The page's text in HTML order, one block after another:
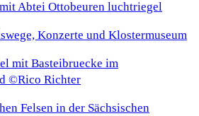
Konzerte und Klostermuseum
Felsen in der Sächsischen